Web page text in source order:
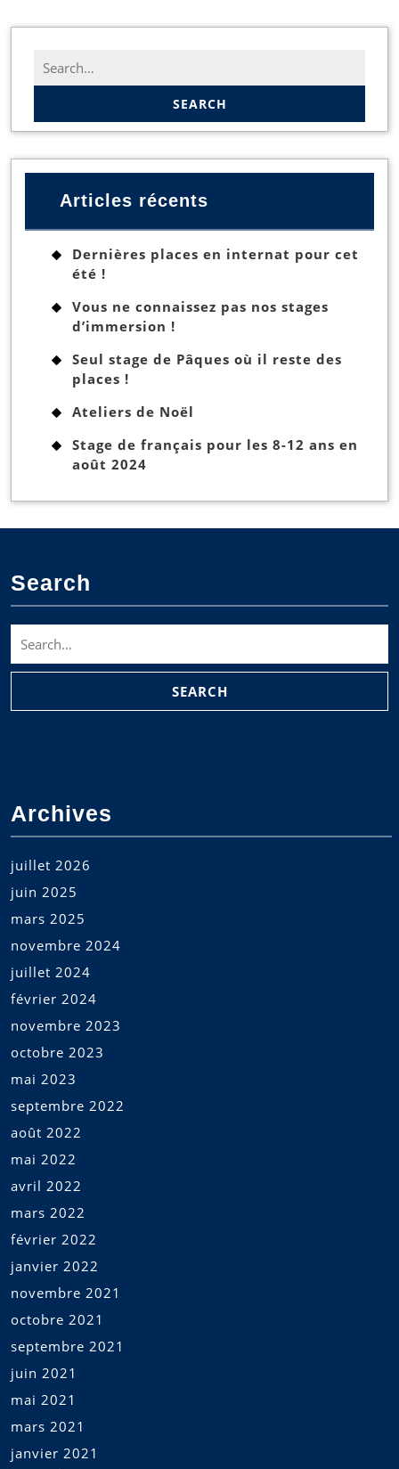
Search
for:
Articles récents
Dernières places en internat pour cet
été !
Vous ne connaissez pas nos stages
d’immersion !
Seul stage de Pâques où il reste des
places !
Ateliers de Noël
Stage de français pour les 8-12 ans en
août 2024
Search
for:
Archives
juillet 2026
juin 2025
mars 2025
novembre 2024
juillet 2024
février 2024
novembre 2023
octobre 2023
mai 2023
septembre 2022
août 2022
mai 2022
avril 2022
mars 2022
février 2022
janvier 2022
novembre 2021
octobre 2021
septembre 2021
juin 2021
mai 2021
mars 2021
janvier 2021